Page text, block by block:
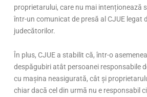
proprietarului, care nu mai intenționează
într-un comunicat de presă al CJUE legat
judecătorilor.
În plus, CJUE a stabilit că, într-o
despăgubiri atât persoanei responsabile
cu mașina neasigurată, cât și
chiar dacă cel din urmă nu e responsabil